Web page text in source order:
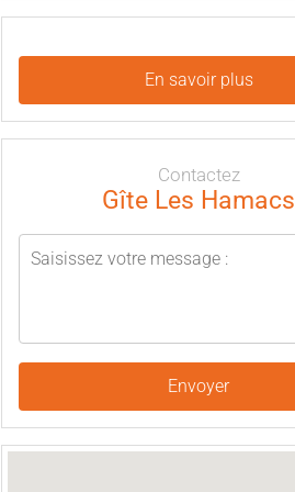
En savoir plus
Contactez
Gîte Les Hamacs
Envoyer